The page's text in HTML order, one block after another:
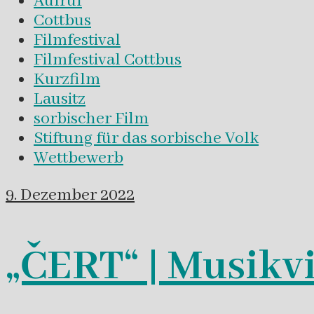
Cottbus
Filmfestival
Filmfestival Cottbus
Kurzfilm
Lausitz
sorbischer Film
Stiftung für das sorbische Volk
Wettbewerb
9. Dezember 2022
„ČERT“ |